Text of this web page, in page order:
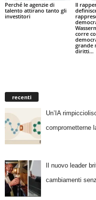
Perché le agenzie di
talento attirano tanto gli
investitori
Il
corre
grande
diritti...
recenti
Un’IA
comprometterne
Il nuovo leader
cambiamenti